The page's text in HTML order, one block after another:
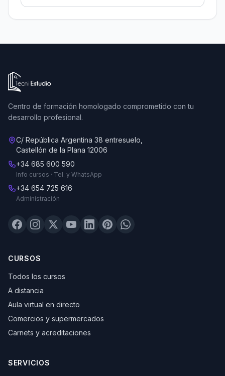
Ir a la página de inicio de Tecni Estudio
Centro de formación homologado comprometido con tu
desarrollo profesional.
C/ República Argentina 38 entresuelo,
Castellón de la Plana 12006
+34 685 600 590
Info cursos · Tel. y WhatsApp
+34 654 725 616
Administración
CURSOS
Todos los cursos
A distancia
Aula virtual en directo
Comercios y supermercados
Carnets y acreditaciones
SERVICIOS